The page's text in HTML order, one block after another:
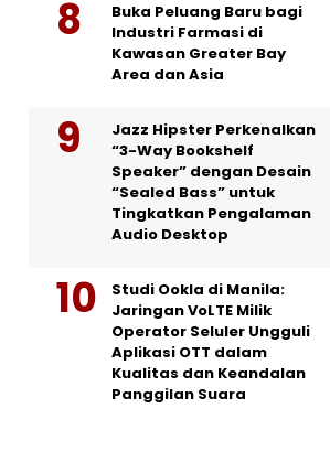
Buka Peluang Baru bagi
Industri Farmasi di
Kawasan Greater Bay
Area dan Asia
Jazz Hipster Perkenalkan
“3-Way Bookshelf
Speaker” dengan Desain
“Sealed Bass” untuk
Tingkatkan Pengalaman
Audio Desktop
Studi Ookla di Manila:
Jaringan VoLTE Milik
Operator Seluler Ungguli
Aplikasi OTT dalam
Kualitas dan Keandalan
Panggilan Suara